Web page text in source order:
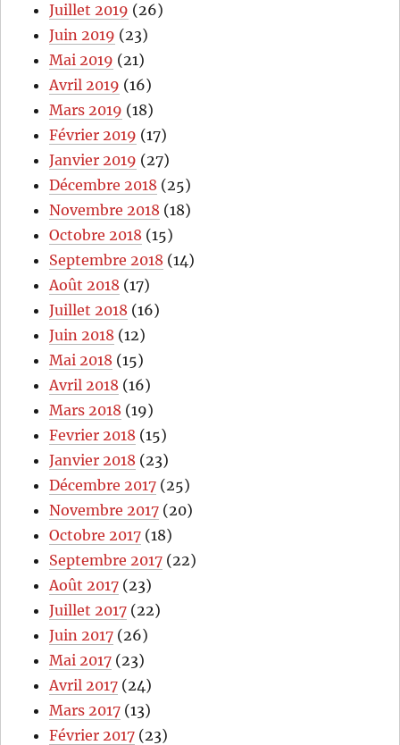
Juillet 2019 (26)
Juin 2019 (23)
Mai 2019 (21)
Avril 2019 (16)
Mars 2019 (18)
Février 2019 (17)
Janvier 2019 (27)
Décembre 2018 (25)
Novembre 2018 (18)
Octobre 2018 (15)
Septembre 2018 (14)
Août 2018 (17)
Juillet 2018 (16)
Juin 2018 (12)
Mai 2018 (15)
Avril 2018 (16)
Mars 2018 (19)
Fevrier 2018 (15)
Janvier 2018 (23)
Décembre 2017 (25)
Novembre 2017 (20)
Octobre 2017 (18)
Septembre 2017 (22)
Août 2017 (23)
Juillet 2017 (22)
Juin 2017 (26)
Mai 2017 (23)
Avril 2017 (24)
Mars 2017 (13)
Février 2017 (23)